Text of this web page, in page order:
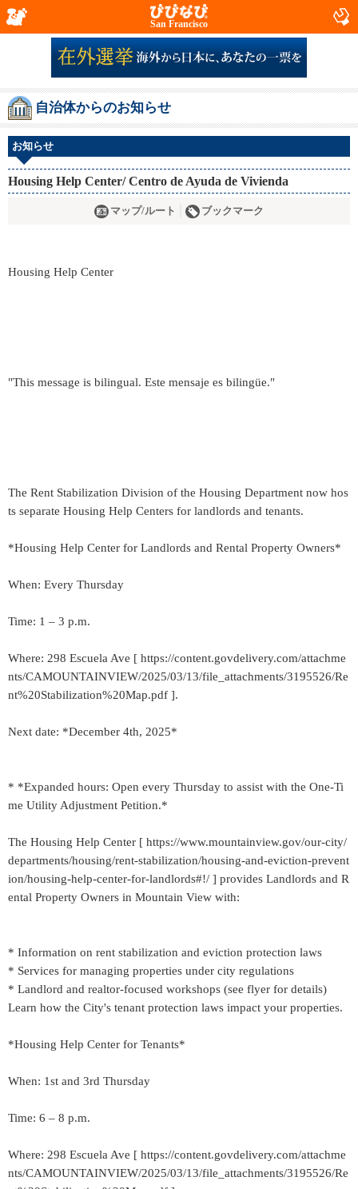
San Francisco
自治体からのお知らせ
お知らせ
Housing Help Center/ Centro de Ayuda de Vivienda
マップ/ルート ブックマーク
Housing Help Center
"This message is bilingual. Este mensaje es bilingüe."
The Rent Stabilization Division of the Housing Department now hos
ts separate Housing Help Centers for landlords and tenants.
*Housing Help Center for Landlords and Rental Property Owners*
When: Every Thursday
Time: 1 – 3 p.m.
Where: 298 Escuela Ave [ https://content.govdelivery.com/attachme
nts/CAMOUNTAINVIEW/2025/03/13/file_attachments/3195526/Re
nt%20Stabilization%20Map.pdf ].
Next date: *December 4th, 2025*
* *Expanded hours: Open every Thursday to assist with the One-Ti
me Utility Adjustment Petition.*
The Housing Help Center [ https://www.mountainview.gov/our-city/
departments/housing/rent-stabilization/housing-and-eviction-prevent
ion/housing-help-center-for-landlords#!/ ] provides Landlords and R
ental Property Owners in Mountain View with:
* Information on rent stabilization and eviction protection laws
* Services for managing properties under city regulations
* Landlord and realtor-focused workshops (see flyer for details)
Learn how the City's tenant protection laws impact your properties.
*Housing Help Center for Tenants*
When: 1st and 3rd Thursday
Time: 6 – 8 p.m.
Where: 298 Escuela Ave [ https://content.govdelivery.com/attachme
nts/CAMOUNTAINVIEW/2025/03/13/file_attachments/3195526/Re